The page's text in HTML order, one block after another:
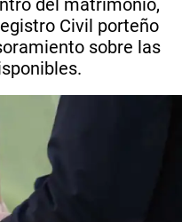
del matrimonio,
Civil porteño
sobre las